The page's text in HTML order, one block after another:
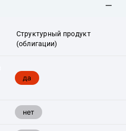
Структурный продукт
(облигации)
да
нет